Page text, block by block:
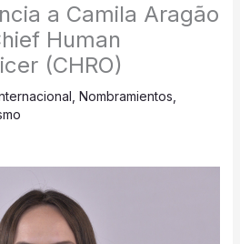
a Camila Aragão
Human
(CHRO)
Nombramientos